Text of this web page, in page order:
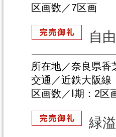
区画数／7区画
自
所在地／奈良県香
交通／近鉄大阪線
区画数／Ⅰ期：2区
緑